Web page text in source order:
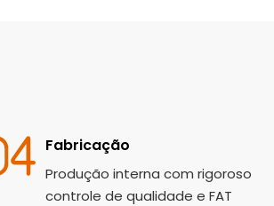
Fabricação
Produção interna com rigoroso
controle de qualidade e FAT